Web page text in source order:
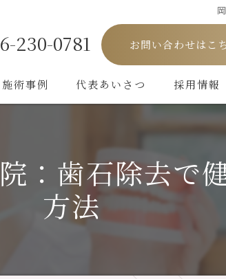
230-0781 お問い合わせはこ
施術事例 代表あいさつ 採用情報
：歯石除去で
方法